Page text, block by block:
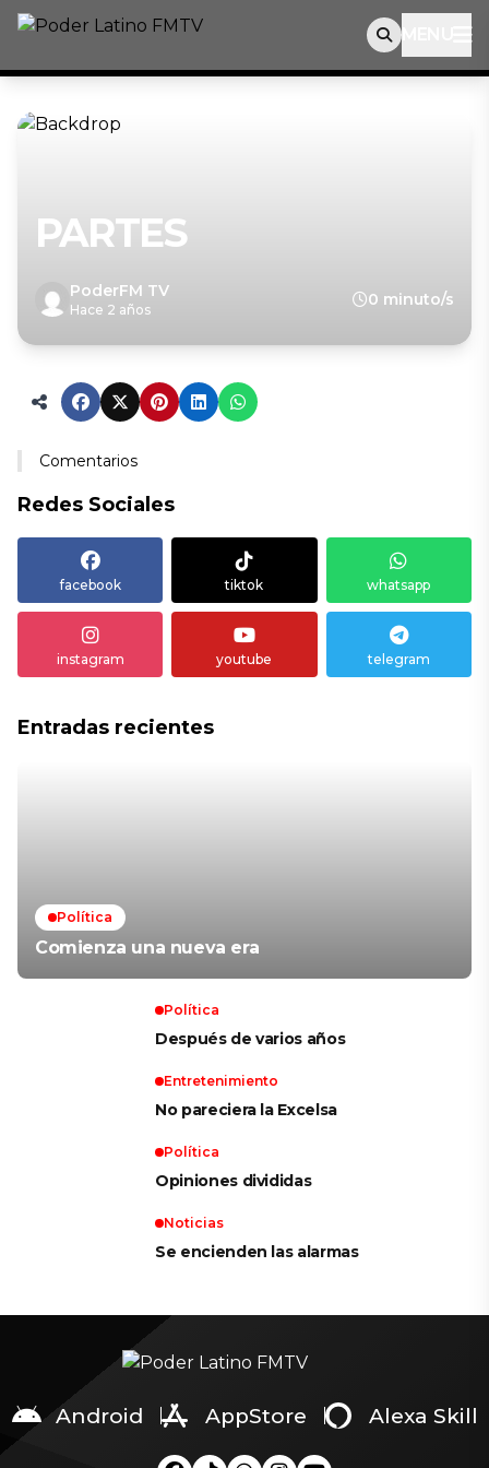
MENU
PARTES
PoderFM TV
Hace 2 años
0 minuto/s
Comentarios
Redes Sociales
facebook tiktok whatsapp
instagram youtube telegram
Entradas recientes
Política
Comienza una nueva era
Política
Después de varios años
Entretenimiento
No pareciera la Excelsa
Política
Opiniones divididas
Noticias
Se encienden las alarmas
Android AppStore Alexa Skill